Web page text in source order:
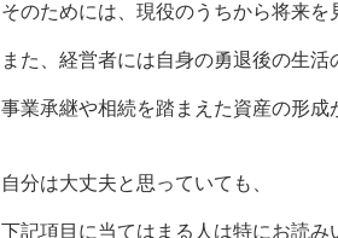
そのためには、現役のうちから将来を
また、経営者には自身の勇退後の生活
事業承継や相続を踏まえた資産の形成
自分は大丈夫と思っていても、
下記項目に当てはまる人は特にお読み